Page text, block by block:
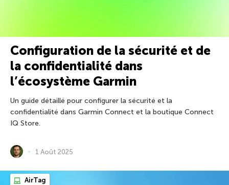
Configuration de la sécurité et de
la confidentialité dans
l’écosystème Garmin
Un guide détaillé pour configurer la sécurité et la
confidentialité dans Garmin Connect et la boutique Connect
IQ Store.
1 Août 2025
AirTag